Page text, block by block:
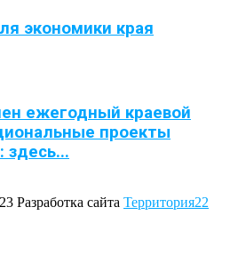
экономики края
ежегодный краевой
проекты
здесь...
Разработка сайта Территория22